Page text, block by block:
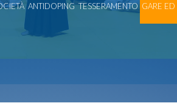
ANTIDOPING TESSERAMENTO GARE ED